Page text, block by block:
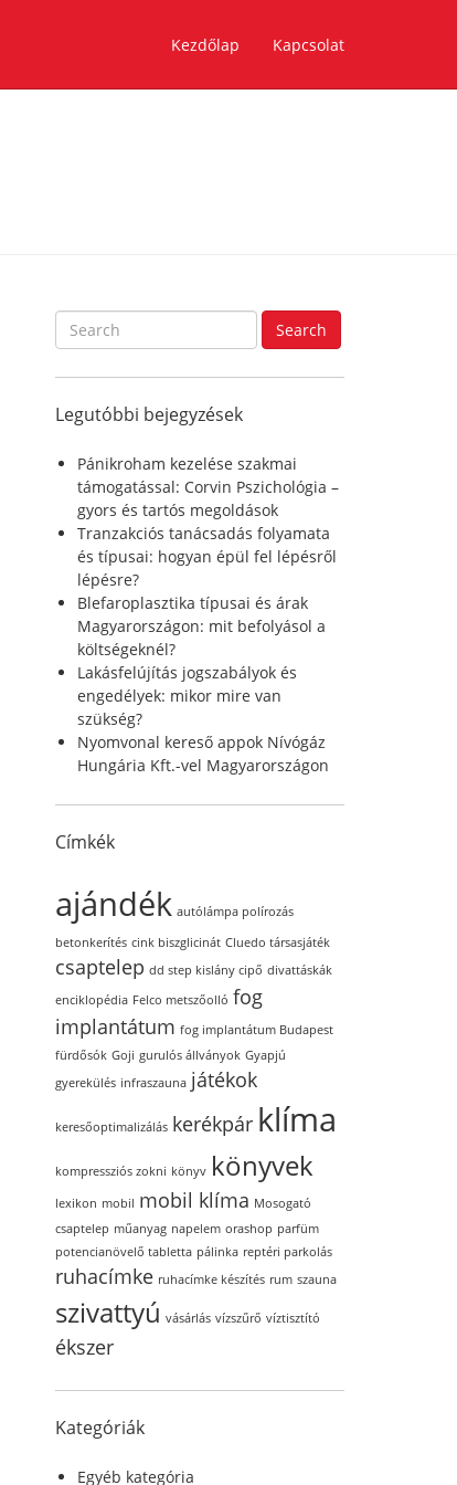
Kezdőlap Kapcsolat
S
e
c
f
Search
Legutóbbi bejegyzések
Pánikroham kezelése szakmai
támogatással: Corvin Pszichológia –
gyors és tartós megoldások
Tranzakciós tanácsadás folyamata
és típusai: hogyan épül fel lépésről
lépésre?
Blefaroplasztika típusai és árak
Magyarországon: mit befolyásol a
költségeknél?
Lakásfelújítás jogszabályok és
engedélyek: mikor mire van
szükség?
Nyomvonal kereső appok Nívógáz
Hungária Kft.-vel Magyarországon
Címkék
ajándék autólámpa polírozás
betonkerítés cink biszglicinát Cluedo társasjáték
csaptelep dd step kislány cipő divattáskák
enciklopédia Felco metszőolló fog
implantátum fog implantátum Budapest
fürdősók Goji gurulós állványok Gyapjú
gyerekülés infraszauna játékok
keresőoptimalizálás kerékpár klíma
kompressziós zokni könyv könyvek
lexikon mobil mobil klíma Mosogató
csaptelep műanyag napelem orashop parfüm
potencianövelő tabletta pálinka reptéri parkolás
ruhacímke ruhacímke készítés rum szauna
szivattyú vásárlás vízszűrő víztisztító
ékszer
Kategóriák
Egyéb kategória